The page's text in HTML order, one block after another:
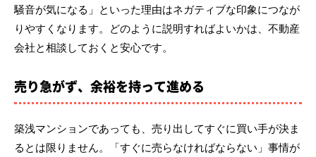
騒音が気になる」といった理由はネガティブな印象につなが
りやすくなります。どのように説明すればよいかは、不動産
会社と相談しておくと安心です。
売り急がず、余裕を持って進める
築浅マンションであっても、売り出してすぐに買い手が決ま
るとは限りません。「すぐに売らなければならない」事情が